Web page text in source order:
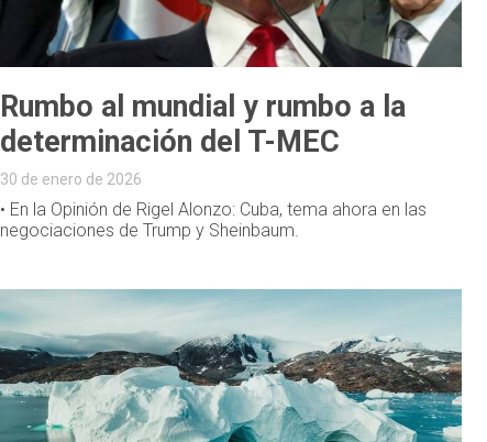
Rumbo al mundial y rumbo a la
determinación del T-MEC
30 de enero de 2026
• En la Opinión de Rigel Alonzo: Cuba, tema ahora en las
negociaciones de Trump y Sheinbaum.